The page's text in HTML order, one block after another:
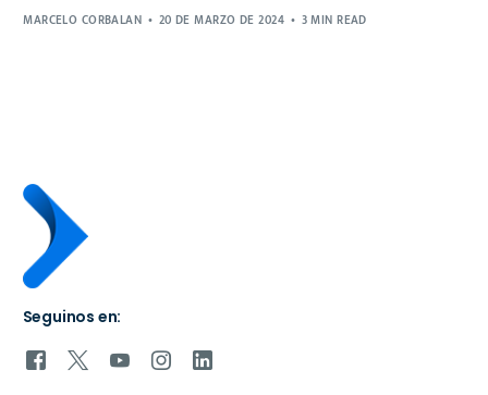
MARCELO CORBALAN 20 DE MARZO DE 2024 3 MIN READ
Seguinos en: